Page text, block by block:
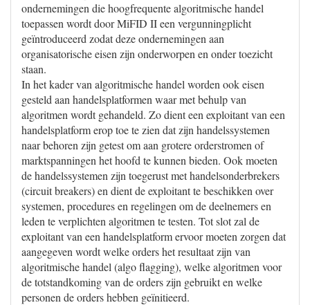
ondernemingen die hoogfrequente algoritmische handel
toepassen wordt door MiFID II een vergunningplicht
geïntroduceerd zodat deze ondernemingen aan
organisatorische eisen zijn onderworpen en onder toezicht
staan.
In het kader van algoritmische handel worden ook eisen
gesteld aan handelsplatformen waar met behulp van
algoritmen wordt gehandeld. Zo dient een exploitant van een
handelsplatform erop toe te zien dat zijn handelssystemen
naar behoren zijn getest om aan grotere orderstromen of
marktspanningen het hoofd te kunnen bieden. Ook moeten
de handelssystemen zijn toegerust met handelsonderbrekers
(circuit breakers) en dient de exploitant te beschikken over
systemen, procedures en regelingen om de deelnemers en
leden te verplichten algoritmen te testen. Tot slot zal de
exploitant van een handelsplatform ervoor moeten zorgen dat
aangegeven wordt welke orders het resultaat zijn van
algoritmische handel (algo flagging), welke algoritmen voor
de totstandkoming van de orders zijn gebruikt en welke
personen de orders hebben geïnitieerd.